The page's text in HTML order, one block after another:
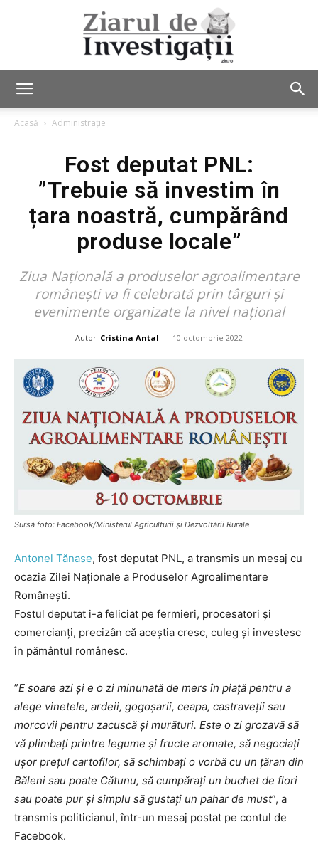
de
Investigații
Acasă Administrație
Fost deputat PNL:
”Trebuie să investim în
țara noastră, cumpărând
produse locale”
Ziua Națională a produselor agroalimentare
românești va fi celebrată prin târguri și
evenimente organizate la nivel național
Autor Cristina Antal - 10 octombrie 2022
Sursă foto: Facebook/Ministerul Agriculturii și Dezvoltării Rurale
Antonel Tănase, fost deputat PNL, a transmis un mesaj cu
ocazia Zilei Naţionale a Produselor Agroalimentare
Româneşti.
Fostul deputat i-a feliciat pe fermieri, procesatori și
comercianți, precizân că aceștia cresc, culeg și investesc
în pământul românesc.
”E soare azi și e o zi minunată de mers în piață pentru a
alege vinetele, ardeii, gogoșarii, ceapa, castraveții sau
morcovii pentru zacuscă și murături. Este o zi grozavă să
vă plimbați printre legume și fructe aromate, să negociați
ușor prețul cartofilor, să schimbați o vorbă cu un țăran din
Băleni sau poate Cătunu, să cumpărați un buchet de flori
sau poate pur și simplu să gustați un pahar de must”, a
transmis politicianul, într-un mesaj postat pe contul de
Facebook.